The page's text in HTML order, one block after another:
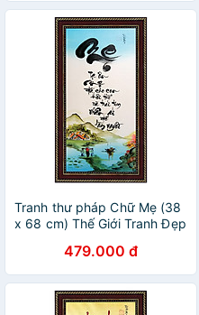
Tranh thư pháp Chữ Mẹ (38
x 68 cm) Thế Giới Tranh Đẹp
479.000 đ